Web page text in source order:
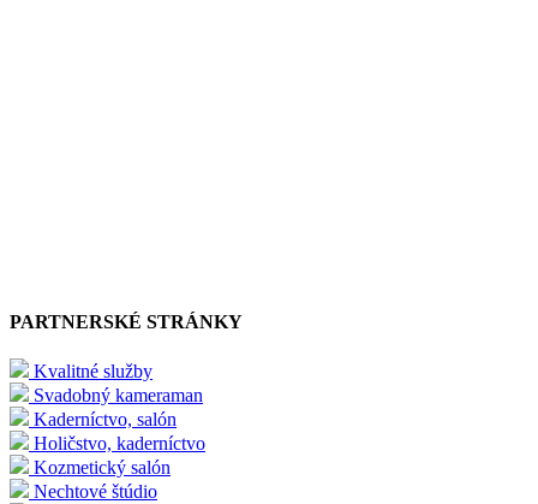
PARTNERSKÉ STRÁNKY
Kvalitné služby
Svadobný kameraman
Kaderníctvo, salón
Holičstvo, kaderníctvo
Kozmetický salón
Nechtové štúdio